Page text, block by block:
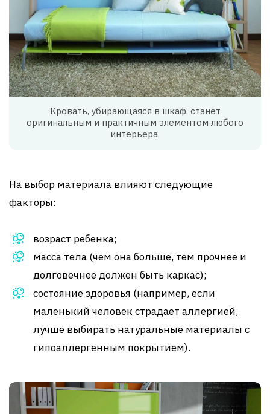
Кровать, убирающаяся в шкаф, станет
оригинальным и практичным элементом любого
интерьера.
На выбор материала влияют следующие
факторы:
возраст ребенка;
масса тела (чем она больше, тем прочнее и
долговечнее должен быть каркас);
состояние здоровья (например, если
маленький человек страдает аллергией,
лучше выбирать натуральные материалы с
гипоаллергенным покрытием).